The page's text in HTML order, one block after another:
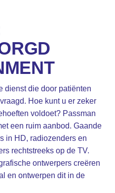
dienst die door patiënten
Hoe kunt u er zeker
voldoet? Passman
een ruim aanbod. Gaande
in HD, radiozenders en
rechtstreeks op de TV.
ontwerpers creëren
en ontwerpen dit in de